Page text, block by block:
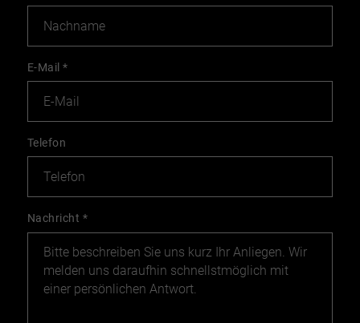
E-Mail*
Telefon
Nachricht *